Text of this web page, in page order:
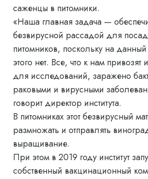
саженцы в питомники.
«Наша главная задача —
безвирусной рассадой для
питомников, поскольку на
этого нет. Все, что к нам привозят
для исследований, заражено
раковыми и вирусными
говорит директор института.
В питомниках этот безвирусный
размножать и отправлять
выращивание.
При этом в 2019 году институт
собственный вакцинационный